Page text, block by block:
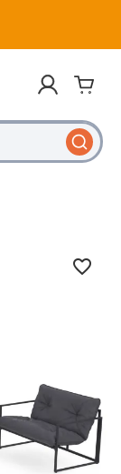
favorite_border